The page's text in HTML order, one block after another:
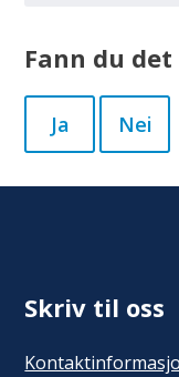
Fann du
Ja Nei
Skriv til oss